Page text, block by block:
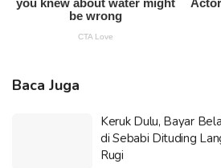
Baca Juga
Keruk Dulu, Bayar
di Sebabi Dituding
Rugi